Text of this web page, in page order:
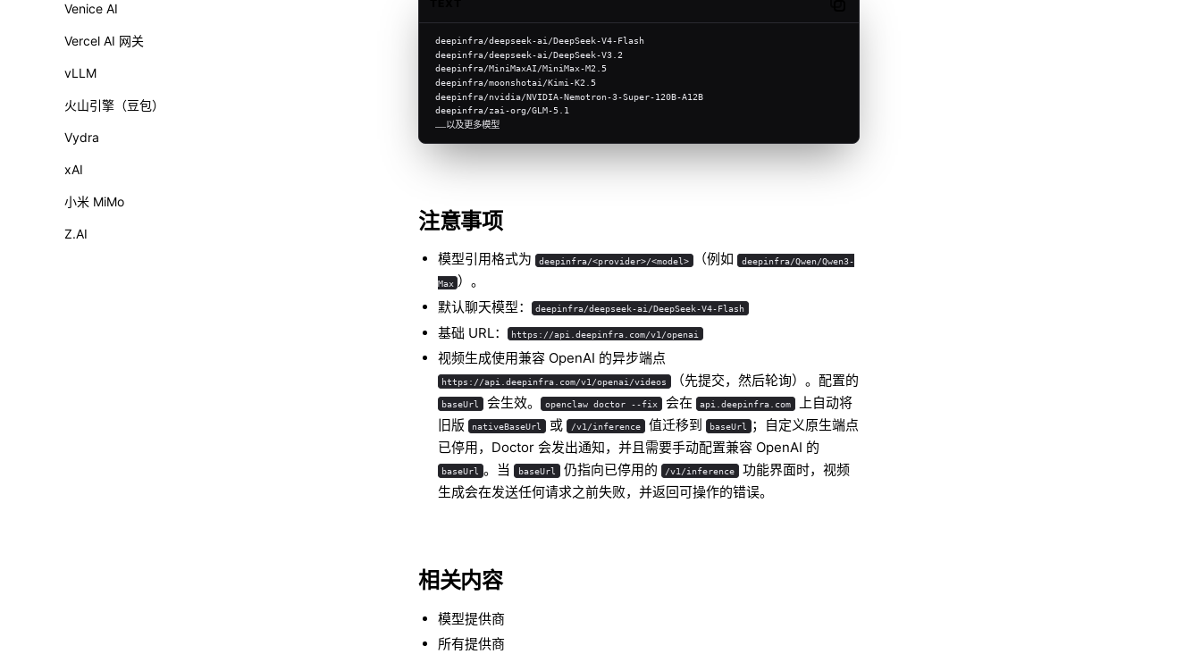
Venice AI
Vercel AI 网关
vLLM
火山引擎（豆包）
Vydra
xAI
小米 MiMo
Z.AI
deepinfra/deepseek-ai/DeepSeek-V4-Flash
deepinfra/deepseek-ai/DeepSeek-V3.2
deepinfra/MiniMaxAI/MiniMax-M2.5
deepinfra/moonshotai/Kimi-K2.5
deepinfra/nvidia/NVIDIA-Nemotron-3-Super-120B-A12B
deepinfra/zai-org/GLM-5.1
……以及更多模型
注意事项
模型引用格式为 deepinfra/<provider>/<model> （例如 deepinfra/Qwen/Qwen3-
Max ）。
默认聊天模型：
deepinfra/deepseek-ai/DeepSeek-V4-Flash
基础 URL： https://api.deepinfra.com/v1/openai
视频生成使用兼容 OpenAI 的异步端点
https://api.deepinfra.com/v1/openai/videos （先提交，然后轮询）。配置的
baseUrl 会生效。 openclaw doctor --fix 会在 api.deepinfra.com
上自动将
旧版
nativeBaseUrl 或 /v1/inference 值迁移到 baseUrl
；自定义原生端点
已停用，Doctor 会发出通知，并且需要手动配置兼容 OpenAI 的
baseUrl 。当 baseUrl 仍指向已停用的 /v1/inference
功能界面时，视频
生成会在发送任何请求之前失败，并返回可操作的错误。
相关内容
模型提供商
所有提供商